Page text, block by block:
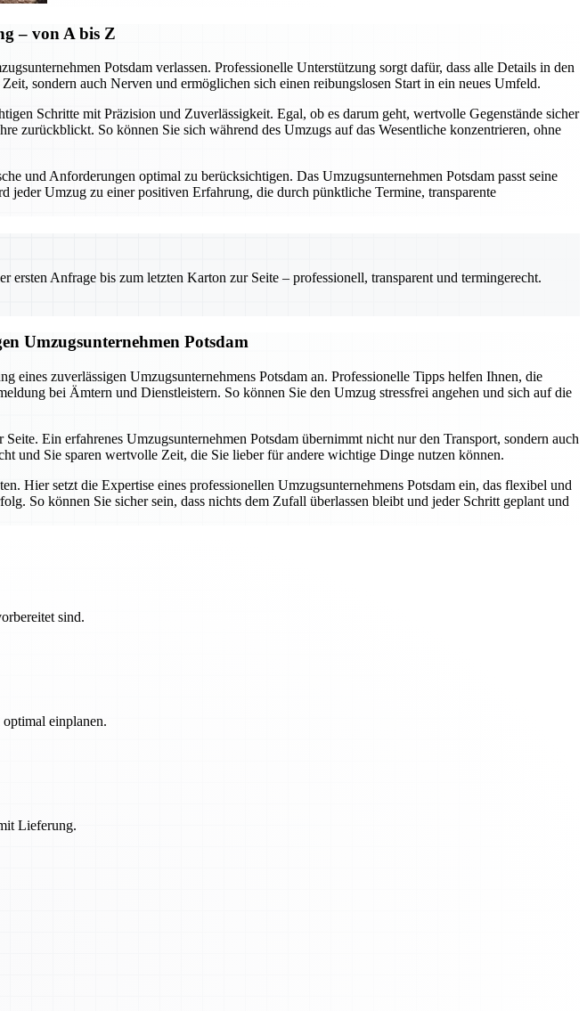
– von A bis Z
Potsdam verlassen. Professionelle Unterstützung sorgt dafür, dass alle Details in den
sondern auch Nerven und ermöglichen sich einen reibungslosen Start in ein neues Umfeld.
Schritte mit Präzision und Zuverlässigkeit. Egal, ob es darum geht, wertvolle Gegenstände sicher
zurückblickt. So können Sie sich während des Umzugs auf das Wesentliche konzentrieren, ohne
und Anforderungen optimal zu berücksichtigen. Das Umzugsunternehmen Potsdam passt seine
Umzug zu einer positiven Erfahrung, die durch pünktliche Termine, transparente
ersten Anfrage bis zum letzten Karton zur Seite – professionell, transparent und termingerecht.
Umzugsunternehmen Potsdam
zuverlässigen Umzugsunternehmens Potsdam an. Professionelle Tipps helfen Ihnen, die
bei Ämtern und Dienstleistern. So können Sie den Umzug stressfrei angehen und sich auf die
Ein erfahrenes Umzugsunternehmen Potsdam übernimmt nicht nur den Transport, sondern auch
und Sie sparen wertvolle Zeit, die Sie lieber für andere wichtige Dinge nutzen können.
Hier setzt die Expertise eines professionellen Umzugsunternehmens Potsdam ein, das flexibel und
So können Sie sicher sein, dass nichts dem Zufall überlassen bleibt und jeder Schritt geplant und
sind.
einplanen.
Lieferung.